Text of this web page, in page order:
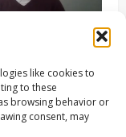
like cookies to
to these
browsing behavior or
consent, may
JUAN PATRICIO